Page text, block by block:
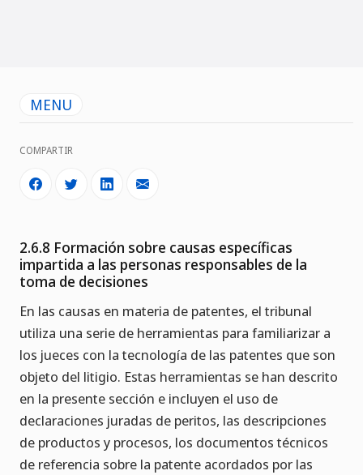
MENU
COMPARTIR
2.6.8 Formación sobre causas específicas
impartida a las personas responsables de la
toma de decisiones
En las causas en materia de patentes, el tribunal
utiliza una serie de herramientas para familiarizar a
los jueces con la tecnología de las patentes que son
objeto del litigio. Estas herramientas se han descrito
en la presente sección e incluyen el uso de
declaraciones juradas de peritos, las descripciones
de productos y procesos, los documentos técnicos
de referencia sobre la patente acordados por las